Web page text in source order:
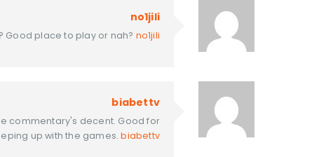
no1jili
Good place to play or nah? no1jili
biabettv
commentary's decent. Good for
up with the games.biabettv